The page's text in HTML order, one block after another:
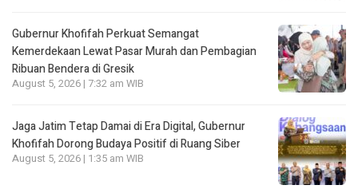
Gubernur Khofifah Perkuat Semangat
Kemerdekaan Lewat Pasar Murah dan Pembagian
Ribuan Bendera di Gresik
August 5, 2026 | 7:32 am WIB
Jaga Jatim Tetap Damai di Era Digital, Gubernur
Khofifah Dorong Budaya Positif di Ruang Siber
August 5, 2026 | 1:35 am WIB